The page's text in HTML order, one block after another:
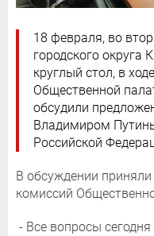
18 февраля, во
городского округа
круглый стол, в
Общественной
обсудили
Владимиром
Российской
В обсуждении приняли
комиссий
- Все вопросы